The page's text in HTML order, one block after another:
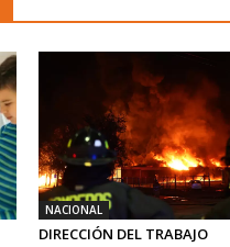
NACIONAL
DIRECCIÓN DEL TRABAJO